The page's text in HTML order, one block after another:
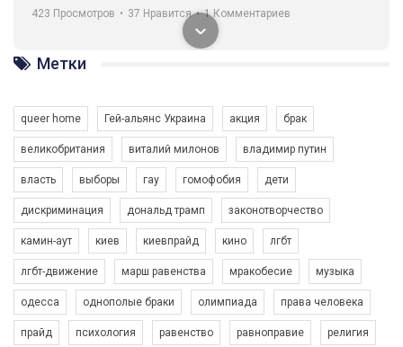
навіть коли ми у різних містах та не можемо зустрінеться, ми
разом. Ми закликаємо всіх хто поділяє цінності рівності та
солідарності, приєднатися до нас. Регіональні підрозділи
ГАУ є в 16 областях України.
Разом наш голос лунає гучніше!
423 Просмотров • 37 Нравится • 1 Комментариев
Зупинимо насильство проти ЛГБТ в Україні! Stop violence against LGBT in Ukraine!
6/30/2017
Емоційний та вражаючий промо-ролік на конкурс PACT, який
представляє програму "Гей-альянс Україна" з протидії
Метки
queer home Гей-альянс Украина акция брак
великобритания виталий милонов владимир путин
власть выборы гау гомофобия дети
дискриминация дональд трамп законотворчество
камин-аут киев киевпрайд кино лгбт
лгбт-движение марш равенства мракобесие музыка
одесса однополые браки олимпиада права человека
прайд психология равенство равноправие религия